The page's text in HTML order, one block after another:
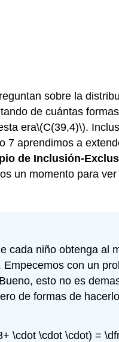
sobre la
de cuántas
era\(C(39,4)\).
aprendimos a
de Inclusión-
un momento para
cada niño obtenga al
con un
esto no es
de formas de
\cdot \cdot \cdot) =